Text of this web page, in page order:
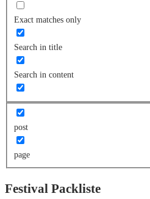
Exact matches only
Search in title
Search in content
post
page
Festival Packliste